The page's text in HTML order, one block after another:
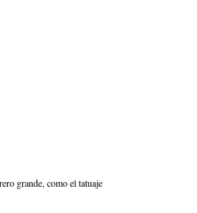
grande, como el tatuaje